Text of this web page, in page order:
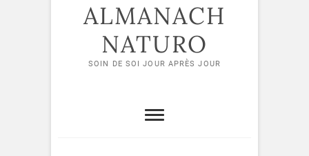
ALMANACH
NATURO
SOIN DE SOI JOUR APRÈS JOUR